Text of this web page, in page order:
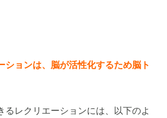
ションは、脳が活性化するため脳ト
るレクリエーションには、以下のよ